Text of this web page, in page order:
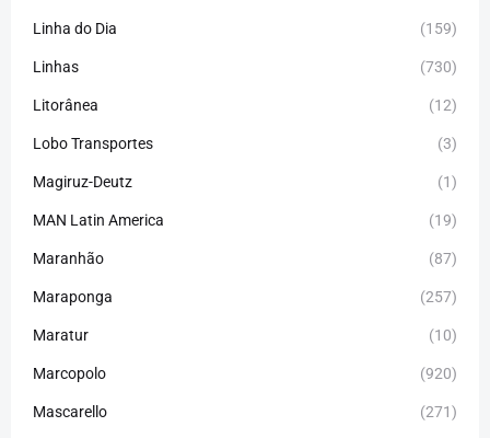
Linha do Dia (159)
Linhas (730)
Litorânea (12)
Lobo Transportes (3)
Magiruz-Deutz (1)
MAN Latin America (19)
Maranhão (87)
Maraponga (257)
Maratur (10)
Marcopolo (920)
Mascarello (271)